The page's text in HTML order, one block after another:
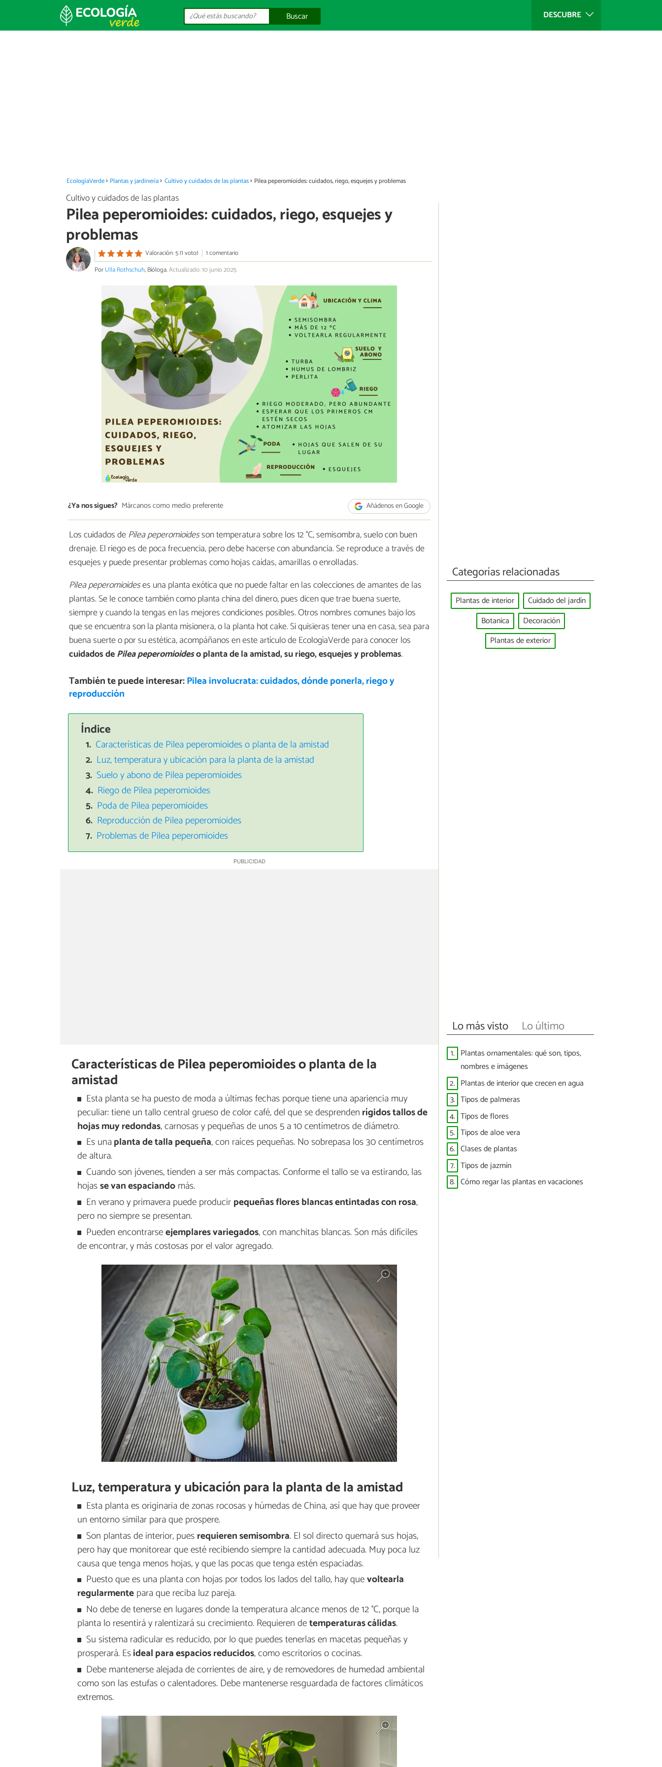
DESCUBRE
Buscar
EcologíaVerde Plantas y jardinería Cultivo y cuidados de las plantas Pilea peperomioides: cuidados, riego, esquejes y problemas
Cultivo y cuidados de las plantas
Pilea peperomioides: cuidados, riego, esquejes y
problemas
Valoración: 5 (1 voto)
1 comentario
PorUlla Rothschuh, Bióloga.Actualizado: 10 junio 2025
¿Ya nos sigues? Márcanos como medio preferente Añádenos en Google
Los cuidados dePilea peperomioidesson temperatura sobre los 12 °C, semisombra, suelo con buen
drenaje. El riego es de poca frecuencia, pero debe hacerse con abundancia. Se reproduce a través de
esquejes y puede presentar problemas como hojas caídas, amarillas o enrolladas.
Pilea peperomioideses una planta exótica que no puede faltar en las colecciones de amantes de las
plantas. Se le conoce también como planta china del dinero, pues dicen que trae buena suerte,
siempre y cuando la tengas en las mejores condiciones posibles. Otros nombres comunes bajo los
que se encuentra son la planta misionera, o la planta hot cake. Si quisieras tener una en casa, sea para
buena suerte o por su estética, acompáñanos en este artículo de EcologíaVerde para conocer los
cuidados dePilea peperomioidesoplanta de la amistad,su riego, esquejes y problemas.
También te puede interesar:Pilea involucrata: cuidados, dónde ponerla, riego y
reproducción
Índice
Características de Pilea peperomioides o planta de la amistad
Luz, temperatura y ubicación para la planta de la amistad
Suelo y abono de Pilea peperomioides
Riego de Pilea peperomioides
Poda de Pilea peperomioides
Reproducción de Pilea peperomioides
Problemas de Pilea peperomioides
Características de Pilea peperomioides o planta de la
amistad
Esta planta se ha puesto de moda a últimas fechas porque tiene una apariencia muy
peculiar: tiene un tallo central grueso de color café, del que se desprendenrígidos tallos de
hojas muy redondas, carnosas y pequeñas de unos 5 a 10 centímetros de diámetro.
Es unaplanta de talla pequeña, con raíces pequeñas. No sobrepasa los 30 centímetros
de altura.
Cuando son jóvenes, tienden a ser más compactas. Conforme el tallo se va estirando, las
hojasse van espaciandomás.
En verano y primavera puede producirpequeñas flores blancas entintadas con rosa,
pero no siempre se presentan.
Pueden encontrarseejemplares variegados, con manchitas blancas. Son más difíciles
de encontrar, y más costosas por el valor agregado.
Luz, temperatura y ubicación para la planta de la amistad
Esta planta es originaria de zonas rocosas y húmedas de China, así que hay que proveer
un entorno similar para que prospere.
Son plantas de interior, puesrequieren semisombra. El sol directo quemará sus hojas,
pero hay que monitorear que esté recibiendo siempre la cantidad adecuada. Muy poca luz
causa que tenga menos hojas, y que las pocas que tenga estén espaciadas.
Puesto que es una planta con hojas por todos los lados del tallo, hay quevoltearla
regularmentepara que reciba luz pareja.
No debe de tenerse en lugares donde la temperatura alcance menos de 12 °C, porque la
planta lo resentirá y ralentizará su crecimiento. Requieren detemperaturas cálidas.
Su sistema radicular es reducido, por lo que puedes tenerlas en macetas pequeñas y
prosperará. Esideal para espacios reducidos, como escritorios o cocinas.
Debe mantenerse alejada de corrientes de aire, y de removedores de humedad ambiental
como son las estufas o calentadores. Debe mantenerse resguardada de factores climáticos
extremos.
Categorías relacionadas
Plantas de interior
Cuidado del jardín
Botanica
Decoración
Plantas de exterior
Lo más visto Lo último
1. Plantas ornamentales: qué son, tipos,
nombres e imágenes
2. Plantas de interior que crecen en agua
3. Tipos de palmeras
4. Tipos de flores
5. Tipos de aloe vera
6. Clases de plantas
7. Tipos de jazmín
8. Cómo regar las plantas en vacaciones